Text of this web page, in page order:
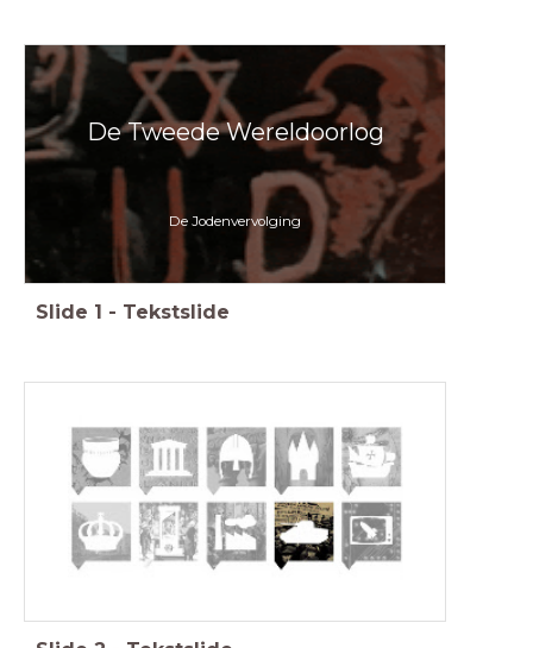
De Tweede Wereldoorlog
De Jodenvervolging
Slide 1 - Tekstslide